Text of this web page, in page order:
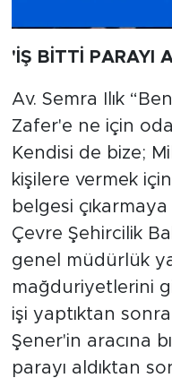
'İŞ BİTTİ PARAYI
Av. Semra Ilık
Zafer'e ne için
Kendisi de bize;
kişilere vermek
belgesi çıkarmaya
Çevre Şehircilik
genel müdürlük
mağduriyetlerini
işi yaptıktan
Şener'in aracına
parayı aldıktan